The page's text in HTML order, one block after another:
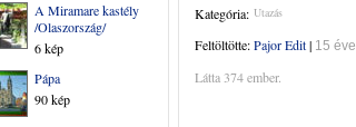
A Miramare kastély
/Olaszország/
6 kép
Pápa
90 kép
Kategória: Utazás
Feltöltötte:Pajor Edit| 15 éve
Látta 374 ember.